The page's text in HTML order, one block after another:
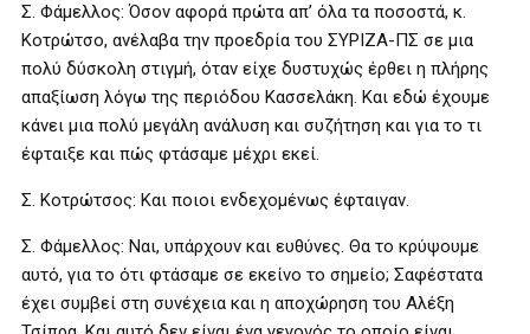
Σ. Φάμελλος: Όσον αφορά πρώτα απ’ όλα τα ποσοστά, κ.
Κοτρώτσο, ανέλαβα την προεδρία του ΣΥΡΙΖΑ-ΠΣ σε μια
πολύ δύσκολη στιγμή, όταν είχε δυστυχώς έρθει η πλήρης
απαξίωση λόγω της περιόδου Κασσελάκη. Και εδώ έχουμε
κάνει μια πολύ μεγάλη ανάλυση και συζήτηση και για το τι
έφταιξε και πώς φτάσαμε μέχρι εκεί.
Σ. Κοτρώτσος: Και ποιοι ενδεχομένως έφταιγαν.
Σ. Φάμελλος: Ναι, υπάρχουν και ευθύνες. Θα το κρύψουμε
αυτό, για το ότι φτάσαμε σε εκείνο το σημείο; Σαφέστατα
έχει συμβεί στη συνέχεια και η αποχώρηση του Αλέξη